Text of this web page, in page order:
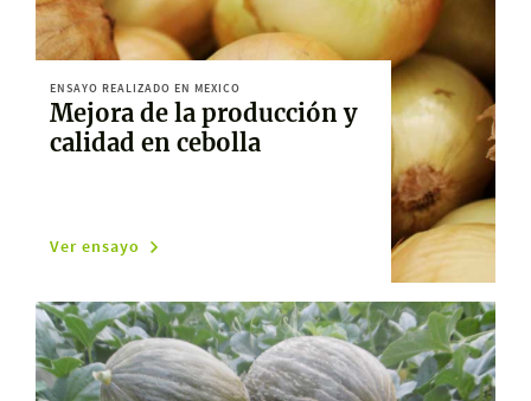
ENSAYO REALIZADO EN MEXICO
Mejora de la producción y
calidad en cebolla
Ver ensayo